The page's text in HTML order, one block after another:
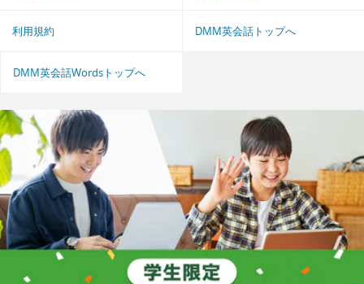
利用規約 DMM英会話トップへ
DMM英会話Wordsトップへ